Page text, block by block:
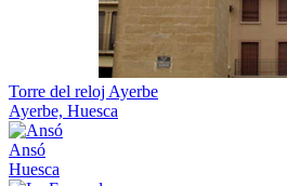
Torre del reloj Ayerbe
Ayerbe, Huesca
Ansó
Huesca